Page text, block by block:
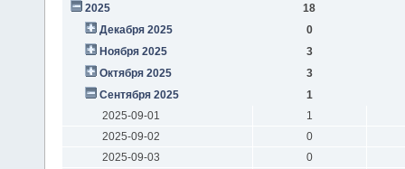
2025
18
Декабря 2025
0
Ноября 2025
3
Октября 2025
3
Сентября 2025
1
2025-09-01
1
2025-09-02
0
2025-09-03
0